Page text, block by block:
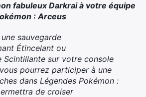
fabuleux Darkrai à votre équipe
: Arceus
sauvegarde
Étincelant ou
Scintillante sur votre console
pourrez participer à une
dans Légendes Pokémon :
de croiser